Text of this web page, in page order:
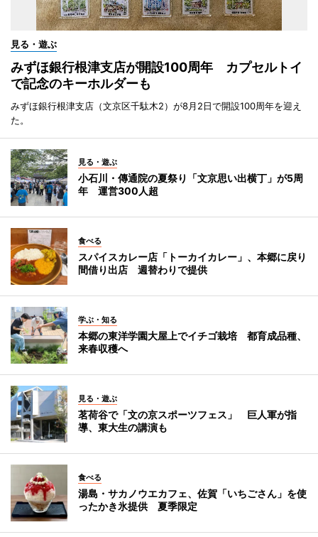
見る・遊ぶ
みずほ銀行根津支店が開設100周年 カプセルトイ
で記念のキーホルダーも
みずほ銀行根津支店（文京区千駄木2）が8月2日で開設100周年を迎え
た。
見る・遊ぶ
小石川・傳通院の夏祭り「文京思い出横丁」が5周
年 運営300人超
食べる
スパイスカレー店「トーカイカレー」、本郷に戻り
間借り出店 週替わりで提供
学ぶ・知る
本郷の東洋学園大屋上でイチゴ栽培 都育成品種、
来春収穫へ
見る・遊ぶ
茗荷谷で「文の京スポーツフェス」 巨人軍が指
導、東大生の講演も
食べる
湯島・サカノウエカフェ、佐賀「いちごさん」を使
ったかき氷提供 夏季限定